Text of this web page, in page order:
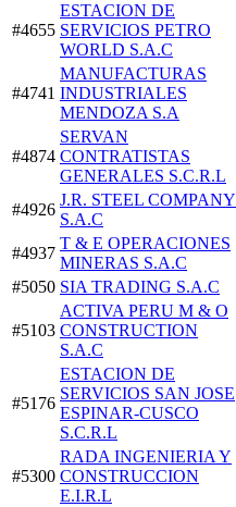
#4655
ESTACION DE
SERVICIOS PETRO
WORLD S.A.C
#4741
MANUFACTURAS
INDUSTRIALES
MENDOZA S.A
#4874
SERVAN
CONTRATISTAS
GENERALES S.C.R.L
#4926
J.R. STEEL COMPANY
S.A.C
#4937
T & E OPERACIONES
MINERAS S.A.C
#5050 SIA TRADING S.A.C
#5103
ACTIVA PERU M & O
CONSTRUCTION
S.A.C
#5176
ESTACION DE
SERVICIOS SAN JOSE
ESPINAR-CUSCO
S.C.R.L
#5300
RADA INGENIERIA Y
CONSTRUCCION
E.I.R.L